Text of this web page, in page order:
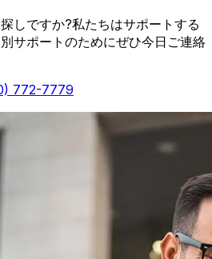
しですか?私たちはサポートする
サポートのためにぜひ今日ご連絡
772-7779